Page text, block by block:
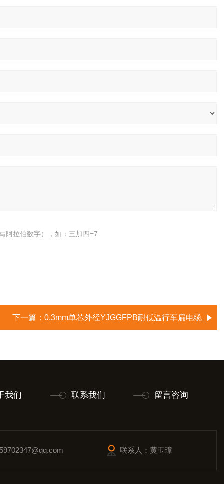
阿拉伯数字），如：三加四=7
下一篇： 0.3mm单芯外径YJGGFPB耐低温行车扁电缆
我们 联系我们 留言咨询
联系人：黄玉璋